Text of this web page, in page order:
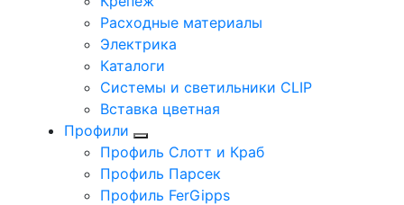
Расходные материалы
Электрика
Каталоги
Системы и светильники CLIP
Вставка цветная
Профили
Профиль Слотт и Краб
Профиль Парсек
Профиль FerGipps